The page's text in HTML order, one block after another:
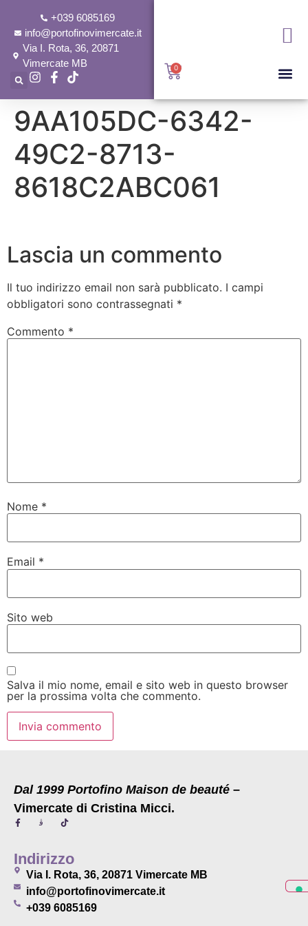
+039 6085169
info@portofinovimercate.it
Via I. Rota, 36, 20871
Vimercate MB
0
9AA105DC-6342-
49C2-8713-
8618C2ABC061
Lascia un commento
Il tuo indirizzo email non sarà pubblicato. I campi
obbligatori sono contrassegnati *
Commento *
Nome *
Email *
Sito web
Salva il mio nome, email e sito web in questo browser
per la prossima volta che commento.
Dal 1999 Portofino Maison de beauté –
Vimercate di Cristina Micci.
Indirizzo
Via I. Rota, 36, 20871 Vimercate MB
info@portofinovimercate.it
+039 6085169